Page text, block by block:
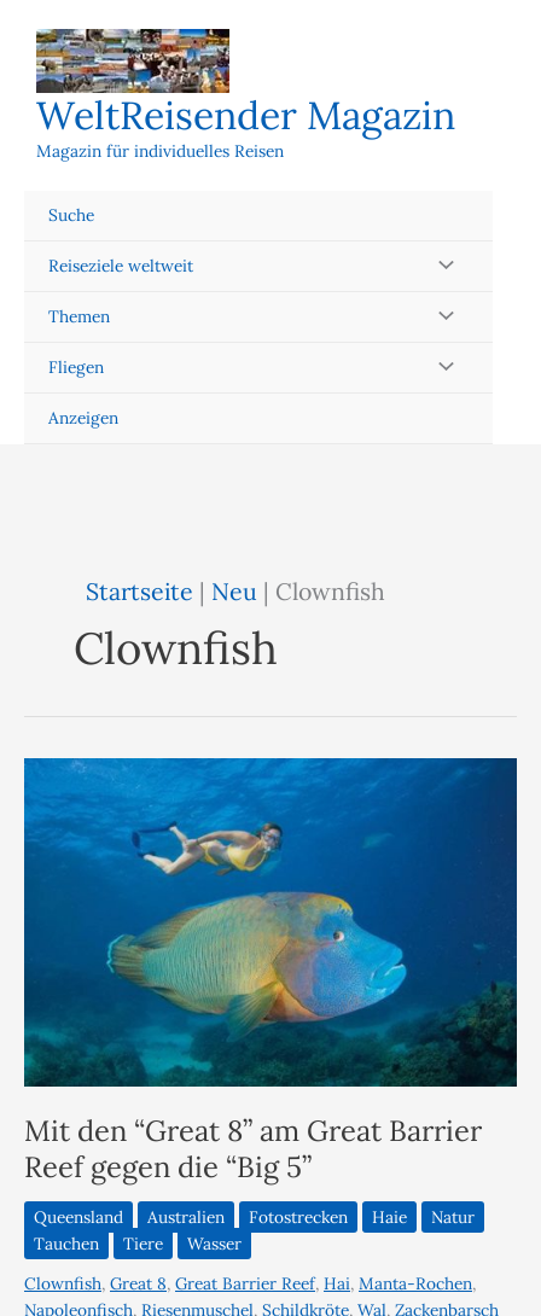
Inhalt
springen
WeltReisender Magazin
Magazin für individuelles Reisen
Suche
Reiseziele weltweit
Themen
Fliegen
Anzeigen
Startseite | Neu | Clownfish
Clownfish
Mit den “Great 8” am Great Barrier
Reef gegen die “Big 5”
Queensland Australien Fotostrecken Haie
Natur
Tauchen
Tiere
Wasser
Clownfish, Great 8, Great Barrier Reef, Hai, Manta-Rochen,
Napoleonfisch, Riesenmuschel, Schildkröte, Wal, Zackenbarsch